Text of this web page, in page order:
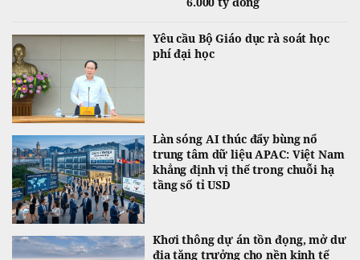
Yêu cầu Bộ Giáo dục rà soát học
phí đại học
Làn sóng AI thúc đẩy bùng nổ
trung tâm dữ liệu APAC: Việt Nam
khẳng định vị thế trong chuỗi hạ
tầng số tỉ USD
Khơi thông dự án tồn đọng, mở dư
địa tăng trưởng cho nền kinh tế